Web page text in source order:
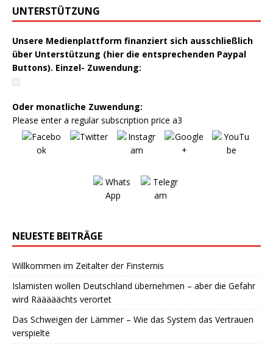
UNTERSTÜTZUNG
Unsere Medienplattform finanziert sich ausschließlich
über Unterstützung (hier die entsprechenden Paypal
Buttons). Einzel- Zuwendung:
Oder monatliche Zuwendung:
Please enter a regular subscription price a3
NEUESTE BEITRÄGE
Willkommen im Zeitalter der Finsternis
Islamisten wollen Deutschland übernehmen – aber die Gefahr
wird Rääääächts verortet
Das Schweigen der Lämmer – Wie das System das Vertrauen
verspielte